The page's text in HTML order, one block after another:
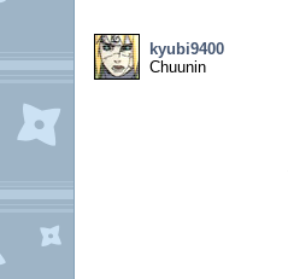
kyubi9400
Chuunin